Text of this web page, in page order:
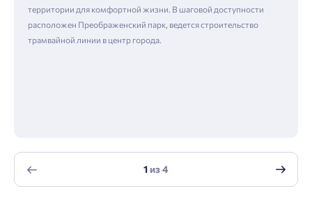
территории для комфортной жизни. В шаговой доступности
расположен Преображенский парк, ведется строительство
трамвайной линии в центр города.
1из4